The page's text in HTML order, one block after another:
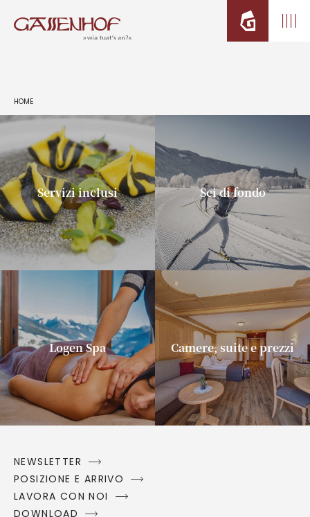
HOME
Servizi inclusi Sci di fondo
Logen Spa Camere, suite e prezzi
NEWSLETTER
POSIZIONE E ARRIVO
LAVORA CON NOI
DOWNLOAD